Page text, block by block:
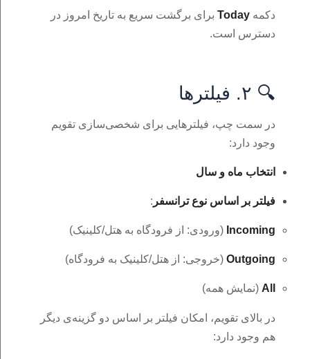
دکمه‌ Today برای برگشت سریع به تاریخ امروز در
دسترس است.
🔍 ۲. فیلترها
در سمت چپ، فیلترهایی برای شخصی‌سازی تقویم
وجود دارد:
انتخاب ماه و سال
فیلتر بر اساس نوع ترانسفر :
Incoming (ورودی: از فرودگاه به هتل/کلینیک)
Outgoing (خروجی: از هتل/کلینیک به فرودگاه)
All (نمایش همه)
در بالای تقویم، امکان فیلتر بر اساس دو گزینه‌ی دیگر
هم وجود دارد: